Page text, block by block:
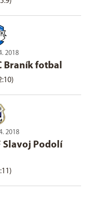
2018
Braník fotbal
2018
Slavoj Podolí